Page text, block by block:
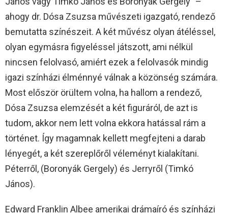
ahogy dr. Dósa Zsuzsa művészeti igazgató, rendező
bemutatta színészeit. A két művész olyan átéléssel,
olyan egymásra figyeléssel játszott, ami nélkül
nincsen felolvasó, amiért ezek a felolvasók mindig
igazi színházi élménnyé válnak a közönség számára.
Most először örültem volna, ha hallom a rendező,
Dósa Zsuzsa elemzését a két figuráról, de azt is
tudom, akkor nem lett volna ekkora hatással rám a
történet. Így magamnak kellett megfejteni a darab
lényegét, a két szereplőről véleményt kialakítani.
Péterről, (Boronyák Gergely) és Jerryről (Timkó
János).
Edward Franklin Albee amerikai drámaíró és színházi